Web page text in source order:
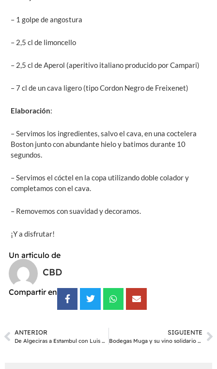
– 1 golpe de angostura
– 2,5 cl de limoncello
– 2,5 cl de Aperol (aperitivo italiano producido por Campari)
– 7 cl de un cava ligero (tipo Cordon Negro de Freixenet)
Elaboración:
– Servimos los ingredientes, salvo el cava, en una coctelera
Boston junto con abundante hielo y batimos durante 10
segundos.
– Servimos el cóctel en la copa utilizando doble colador y
completamos con el cava.
– Removemos con suavidad y decoramos.
¡Y a disfrutar!
Un artículo de
CBD
Compartir en
ANTERIOR
De Algeciras a Estambul con Luis Palacio
SIGUIENTE
Bodegas Muga y su vino solidario Haití